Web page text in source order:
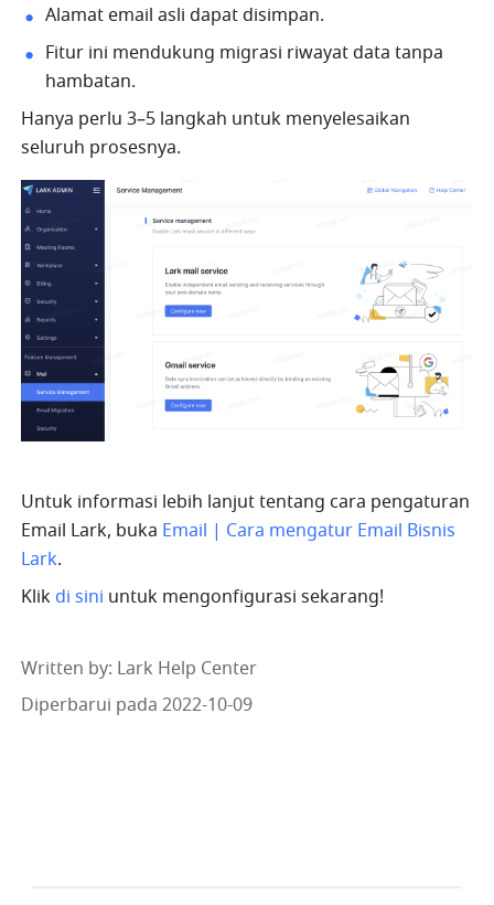
Alamat email asli dapat disimpan.
Fitur ini mendukung migrasi riwayat data tanpa
hambatan.
Hanya perlu 3–5 langkah untuk menyelesaikan
seluruh prosesnya.
Untuk informasi lebih lanjut tentang cara pengaturan
Email Lark, buka Email | Cara mengatur Email Bisnis
Lark.
Klik di sini untuk mengonfigurasi sekarang!
Written by: Lark Help Center
Diperbarui pada 2022-10-09